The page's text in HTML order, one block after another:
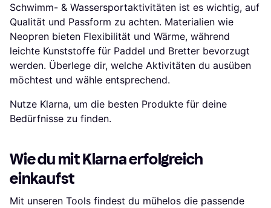
Schwimm- & Wassersportaktivitäten ist es wichtig, auf
Qualität und Passform zu achten. Materialien wie
Neopren bieten Flexibilität und Wärme, während
leichte Kunststoffe für Paddel und Bretter bevorzugt
werden. Überlege dir, welche Aktivitäten du ausüben
möchtest und wähle entsprechend.
Nutze Klarna, um die besten Produkte für deine
Bedürfnisse zu finden.
Wie du mit Klarna erfolgreich
einkaufst
Mit unseren Tools findest du mühelos die passende